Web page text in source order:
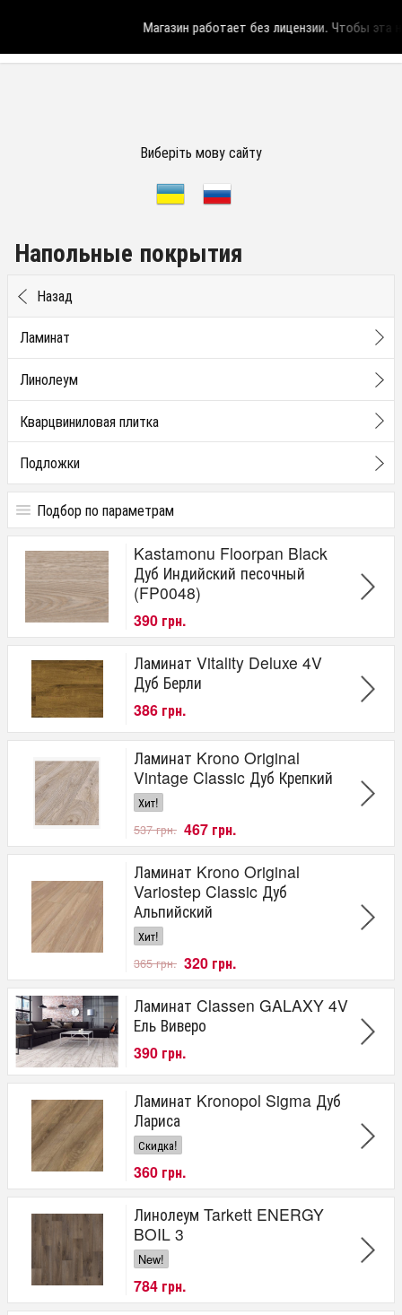
Магазин работает без лицензии.Чтобы эта
Виберіть мову сайту
Напольные покрытия
Назад
Ламинат
Линолеум
Кварцвиниловая плитка
Подложки
Подбор по параметрам
Цена
от до
Kastamonu Floorpan Black
Дуб Индийский песочный
(FP0048)
390 грн.
Ламинат Vitality Deluxe 4V
Дуб Берли
386 грн.
Ламинат Krono Original
Vintage Classic Дуб Крепкий
Хит!
537 грн. 467 грн.
Ламинат Krono Original
Variostep Classic Дуб
Альпийский
Хит!
365 грн. 320 грн.
Ламинат Classen GALAXY 4V
Ель Виверо
390 грн.
Ламинат Kronopol Sigma Дуб
Лариса
Скидка!
360 грн.
Линолеум Tarkett ENERGY
BOIL 3
New!
784 грн.